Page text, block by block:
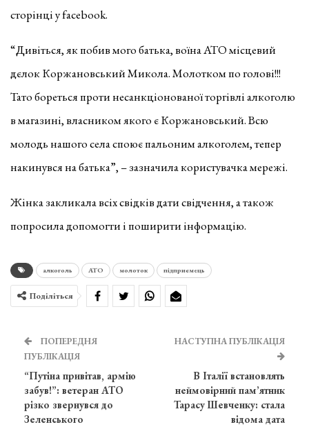
сторінці у facebook.
“Дивіться, як побив мого батька, воїна АТО місцевий
дєлок Коржановський Микола. Молотком по голові!!!
Тато бореться проти несанкціонованої торгівлі алкоголю
в магазині, власником якого є Коржановський. Всю
молодь нашого села споює пальоним алкоголем, тепер
накинувся на батька”, – зазначила користувачка мережі.
Жінка закликала всіх свідків дати свідчення, а також
попросила допомогти і поширити інформацію.
алкоголь АТО молоток підприємець
Поділіться
ПОПЕРЕДНЯ
ПУБЛІКАЦІЯ
“Путіна привітав, армію
забув!”: ветеран АТО
різко звернувся до
Зеленського
НАСТУПНА ПУБЛІКАЦІЯ
В Італії встановлять
неймовірний пам’ятник
Тарасу Шевченку: стала
відома дата